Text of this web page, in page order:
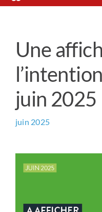
Prière universelle
Qui sommes-nous ?
Contact
Une
juin 2025
juin 2025